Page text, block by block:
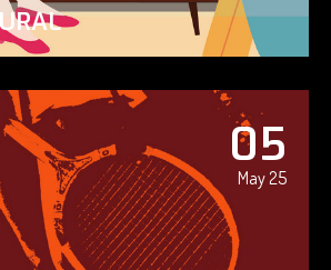
05
May 25